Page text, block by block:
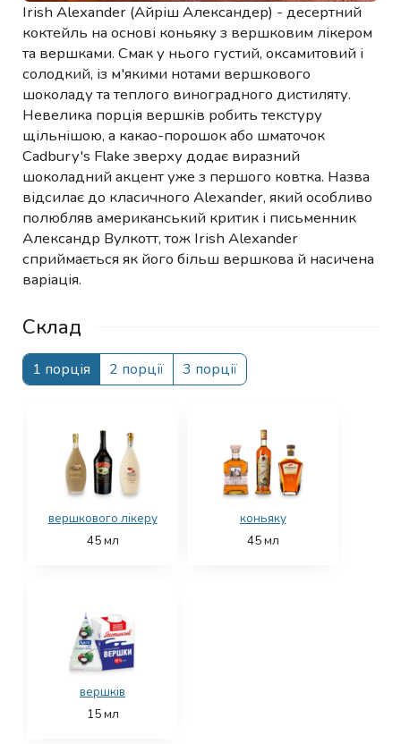
Irish Alexander (Айріш Александер) - десертний
коктейль на основі коньяку з вершковим лікером
та вершками. Смак у нього густий, оксамитовий і
солодкий, із м'якими нотами вершкового
шоколаду та теплого виноградного дистиляту.
Невелика порція вершків робить текстуру
щільнішою, а какао-порошок або шматочок
Cadbury's Flake зверху додає виразний
шоколадний акцент уже з першого ковтка. Назва
відсилає до класичного Alexander, який особливо
полюбляв американський критик і письменник
Александр Вулкотт, тож Irish Alexander
сприймається як його більш вершкова й насичена
варіація.
Склад
1 порція 2 порції 3 порції
вершкового лікеру
45мл
коньяку
45мл
вершків
15мл